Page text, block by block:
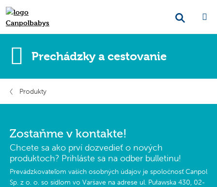
Prechádzky a cestovanie
Produkty
Zostaňme v kontakte!
Chcete sa ako prví dozvedieť o nových
produktoch? Prihláste sa na odber bulletinu!
Prevádzkovateľom vašich osobných údajov je spoločnosť Canpol
Sp. z o. o. so sídlom vo Varšave na adrese ul. Puławska 430, 02-